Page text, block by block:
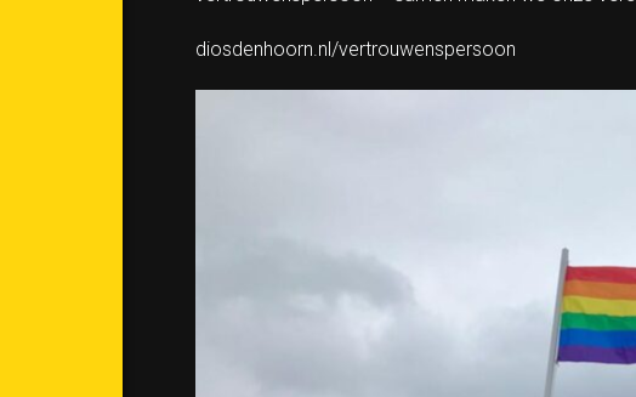
diosdenhoorn.nl/vertrouwenspersoon